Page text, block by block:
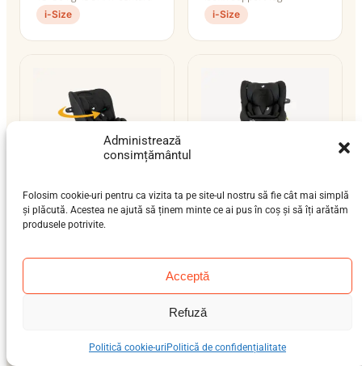
Administrează
consimțământul
Folosim cookie-uri pentru ca vizita ta pe site-ul nostru să fie cât mai simplă
și plăcută. Acestea ne ajută să ținem minte ce ai pus în coș și să îți arătăm
produsele potrivite.
Acceptă
Refuză
Politică cookie-uri Politică de confidențialitate
i-Size i-Size
Joie i-Pivot Grow
bebeluș (9 luni-4 ani),
0–25 kg
bebeluș (9 luni-4 ani)
0–18 kg
isofix-support-leg